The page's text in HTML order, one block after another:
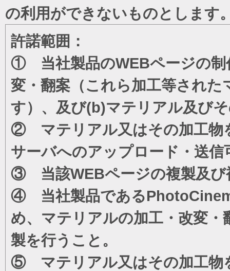
の利用ができないものとします
許諾範囲：
① 当社製品のWEBページの制
変・翻案（これら加工等され
す）、及び(b)マテリアル及び
② マテリアル又はその加工物
サーバへのアップロード・送信
③ 当該WEBページの複製及び
④ 当社製品である
め、マテリアルの加工・改変
製を行うこと。
⑤ マテリアル又はその加工物